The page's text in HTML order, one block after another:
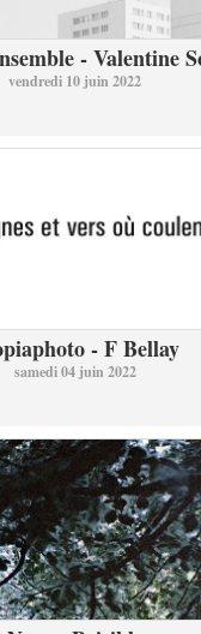
- Valentine
vendredi 10 juin 2022
- F Bellay
samedi 04 juin 2022